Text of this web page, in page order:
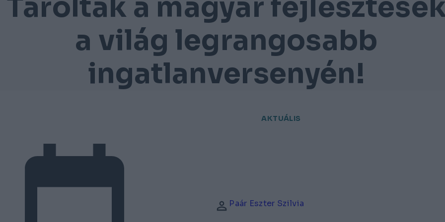
Taroltak a magyar
a világ legrangosabb
ingatlanversenyén!
AKTUÁLIS
Paár Eszter Szilvia